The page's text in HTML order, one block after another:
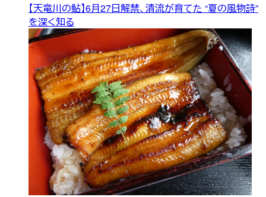
【天竜川の鮎】6月27日解禁、清流が育てた “夏の風物詩”
を深く知る